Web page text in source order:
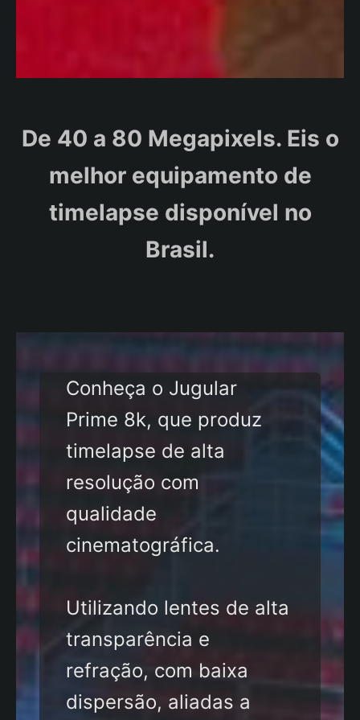
De 40 a 80 Megapixels. Eis o
melhor equipamento de
timelapse disponível no
Brasil.
Conheça o Jugular
Prime 8k, que produz
timelapse de alta
resolução com
qualidade
cinematográfica.
Utilizando lentes de alta
transparência e
refração, com baixa
dispersão, aliadas a